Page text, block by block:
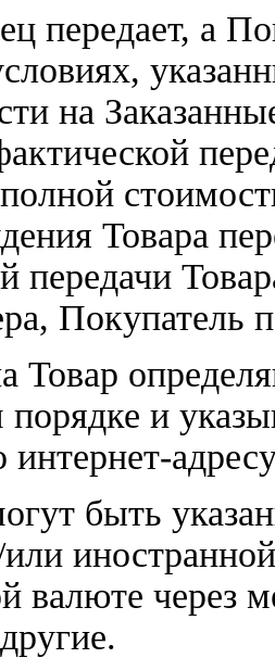
передает, а
на
Товара
передачи
Покупатель
Товар
и
интернет-
быть
валюте через